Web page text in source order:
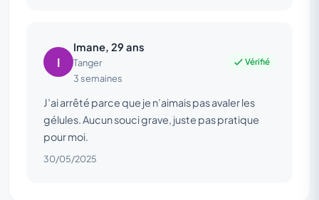
I
Imane, 29 ans
Tanger
3 semaines
Vérifié
J’ai arrêté parce que je n’aimais pas avaler les
gélules. Aucun souci grave, juste pas pratique
pour moi.
30/05/2025